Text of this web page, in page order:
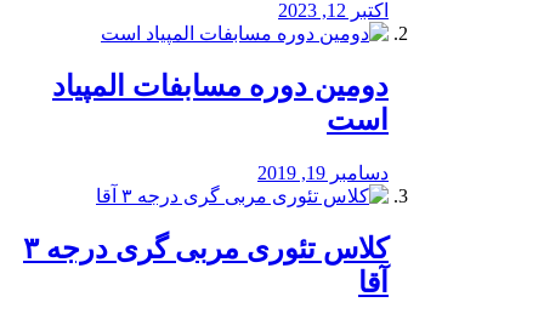
اکتبر 12, 2023
دومین دوره مسابفات المپیاد
است
دسامبر 19, 2019
کلاس تئوری مربی گری درجه ۳
آقا